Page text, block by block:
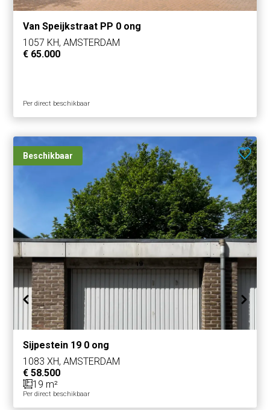
Van Speijkstraat PP 0 ong
1057 KH, AMSTERDAM
€ 65.000
Per direct beschikbaar
Beschikbaar
Sijpestein 19 0 ong
1083 XH, AMSTERDAM
€ 58.500
19 m²
Per direct beschikbaar